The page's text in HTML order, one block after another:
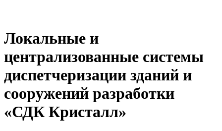
Локальные и
централизованные системы
диспетчеризации зданий и
сооружений разработки
«СДК Кристалл»